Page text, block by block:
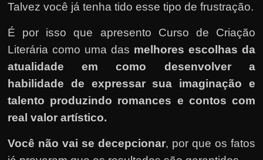
Talvez você já tenha tido esse tipo de frustração.
É por isso que apresento Curso de Criação
Literária como uma das melhores escolhas da
atualidade em como desenvolver a
habilidade de expressar sua imaginação e
talento produzindo romances e contos com
real valor artístico.
Você não vai se decepcionar, por que os fatos